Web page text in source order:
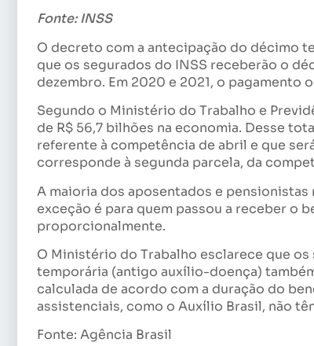
Fonte: INSS
O decreto com a antecipação do décimo
que os segurados do INSS receberão o
dezembro. Em 2020 e 2021, o pagamento
Segundo o Ministério do Trabalho e
de R$ 56,7 bilhões na economia. Desse
referente à competência de abril e que
corresponde à segunda parcela, da
A maioria dos aposentados e
exceção é para quem passou a receber o
proporcionalmente.
O Ministério do Trabalho esclarece que
temporária (antigo auxílio-doença)
calculada de acordo com a duração do
assistenciais, como o Auxílio Brasil, não
Fonte: Agência Brasil